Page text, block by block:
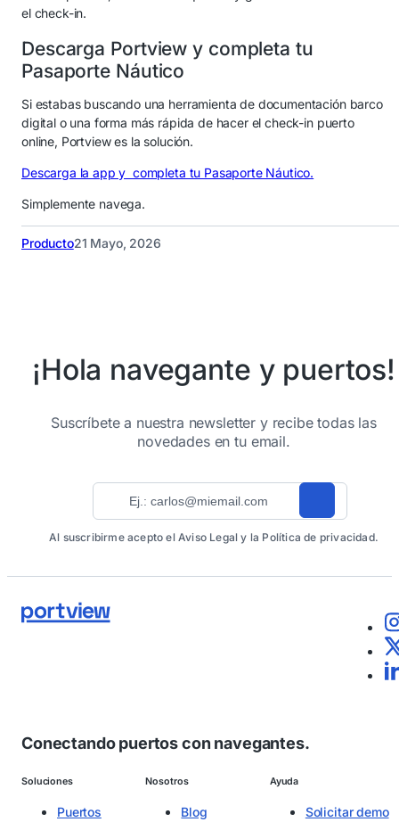
el check-in.
Descarga Portview y completa tu
Pasaporte Náutico
Si estabas buscando una herramienta de documentación barco
digital o una forma más rápida de hacer el check-in puerto
online, Portview es la solución.
Descarga la app y completa tu Pasaporte Náutico.
Simplemente navega.
Producto21 Mayo, 2026
¡Hola navegante y puertos!
Suscríbete a nuestra newsletter y recibe todas las
novedades en tu email.
Al suscribirme acepto el Aviso Legal y la Política de privacidad.
Conectando puertos con navegantes.
Soluciones
Puertos
Nosotros
Blog
Ayuda
Solicitar demo